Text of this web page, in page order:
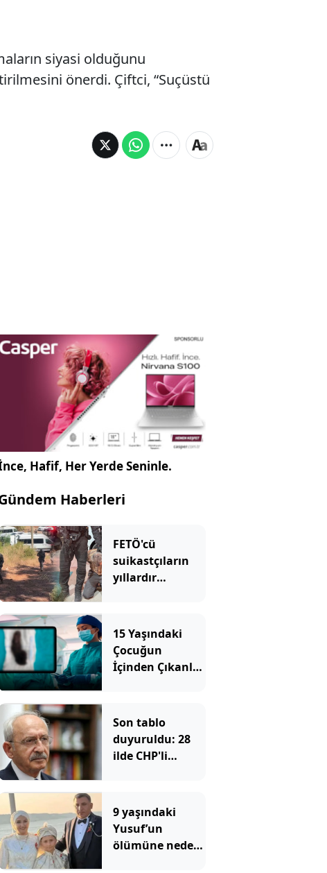
siyasi olduğunu
önerdi. Çiftci, “Suçüstü
Hafif, Her Yerde Seninle.
Haberleri
FETÖ'cü
suikastçıların
yıllardır
15 Yaşındaki
Çocuğun
İçinden Çıkanlar
Son tablo
duyuruldu: 28
ilde CHP'li
sayısı 232'ye
ulaştı
9 yaşındaki
Yusuf’un
ölümüne neden